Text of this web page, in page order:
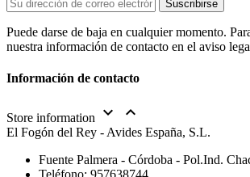
Puede darse de baja en cualquier momento.
nuestra información de contacto en el aviso
Información de contacto
Store information  
El Fogón del Rey - Avides España, S.L.
Fuente Palmera - Córdoba - Pol.Ind.